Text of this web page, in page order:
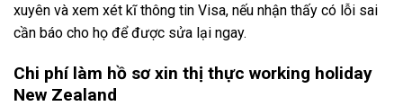
xuyên và xem xét kĩ thông tin Visa, nếu nhận thấy có lỗi sai
cần báo cho họ để được sửa lại ngay.
Chi phí làm hồ sơ xin thị thực working holiday
New Zealand